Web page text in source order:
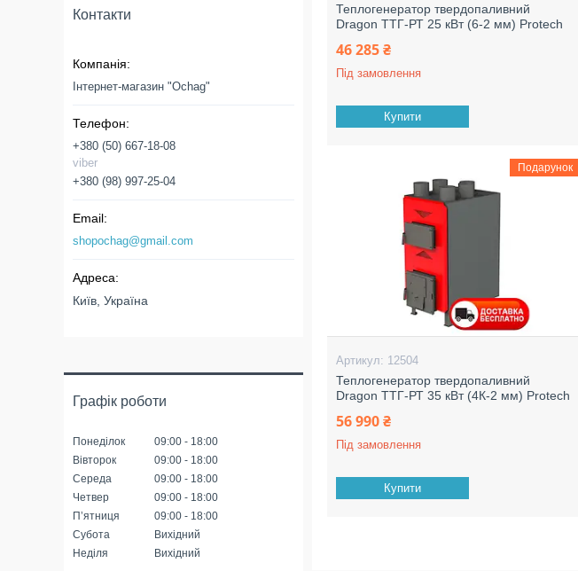
Теплогенератор твердопаливний
Dragon ТТГ-РТ 25 кВт (6-2 мм) Protech
46 285 ₴
Під замовлення
Купити
Подарунок
12504
Теплогенератор твердопаливний
Dragon ТТГ-РТ 35 кВт (4К-2 мм) Protech
56 990 ₴
Під замовлення
Купити
Контакти
Інтернет-магазин "Ochag"
+380 (50) 667-18-08
viber
+380 (98) 997-25-04
shopochag@gmail.com
Київ, Україна
Графік роботи
Понеділок 09:00
18:00
Вівторок
09:00
18:00
Середа
09:00
18:00
Четвер
09:00
18:00
Пʼятниця
09:00
18:00
Субота
Вихідний
Неділя
Вихідний